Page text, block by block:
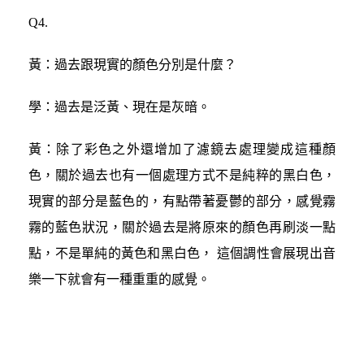
Q4.
黃：過去跟現實的顏色分別是什麼？
學：過去是泛黃、現在是灰暗。
黃：除了彩色之外還增加了濾鏡去處理變成這種顏
色，關於過去也有一個處理方式不是純粹的黑白色，
現實的部分是藍色的，有點帶著憂鬱的部分，感覺霧
霧的藍色狀況，關於過去是將原來的顏色再刷淡一點
點，不是單純的黃色和黑白色， 這個調性會展現出音
樂一下就會有一種重重的感覺。